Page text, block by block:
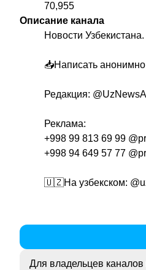
70,955
Описание канала
Новости
📥Написать
Редакция:
Реклама:
+998 99 813 69 99
+998 94 649 57 77
🇺🇿На узбекском:
Для владельцев